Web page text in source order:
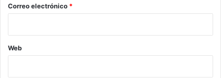
c
a
a
*
Correo electrónico *
Web